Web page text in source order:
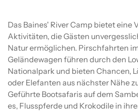
Das Baines' River Camp bietet eine
Aktivitäten, die Gästen
Natur ermöglichen. Pirschfahrten
Geländewagen führen durch den
Nationalpark und bieten Chancen,
oder Elefanten aus nächster Nähe
Geführte Bootsafaris auf dem
es, Flusspferde und Krokodile in